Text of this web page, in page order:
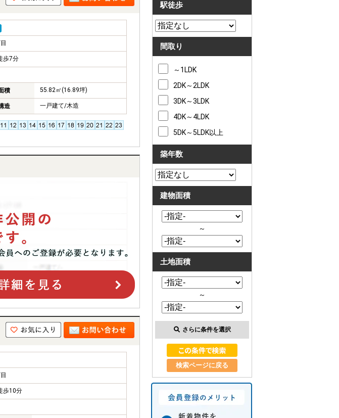
歩7分
積 55.82㎡(16.89坪)
造 一戸建て/木造
歩10分
駅徒歩
間取り
～1LDK
2DK～2LDK
3DK～3LDK
4DK～4LDK
5DK～5LDK以上
築年数
建物面積
～
土地面積
～
さらに条件を選択
検索ページに戻る